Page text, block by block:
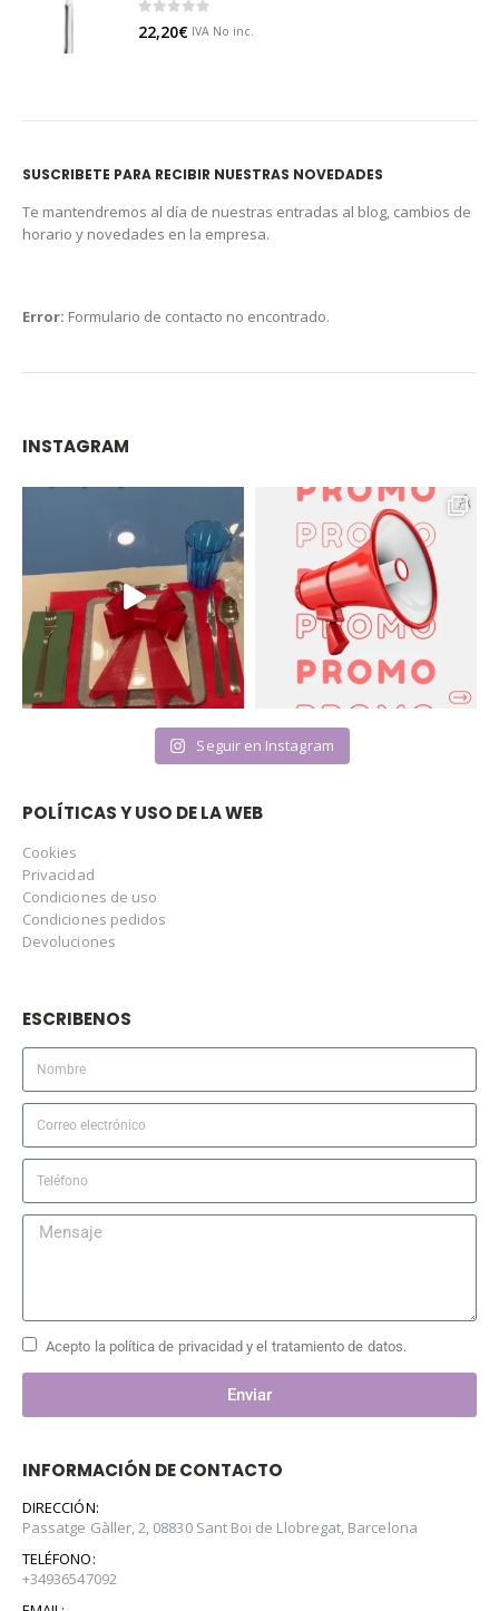
0out of 5
22,20€ IVA No inc.
SUSCRIBETE PARA RECIBIR NUESTRAS NOVEDADES
Te mantendremos al día de nuestras entradas al blog, cambios de
horario y novedades en la empresa.
Error: Formulario de contacto no encontrado.
INSTAGRAM
Seguir en Instagram
POLÍTICAS Y USO DE LA WEB
Cookies
Privacidad
Condiciones de uso
Condiciones pedidos
Devoluciones
ESCRIBENOS
Acepto la política de privacidad y el tratamiento de datos.
Enviar
INFORMACIÓN DE CONTACTO
DIRECCIÓN:
Passatge Gàller, 2, 08830 Sant Boi de Llobregat, Barcelona
TELÉFONO:
+34936547092